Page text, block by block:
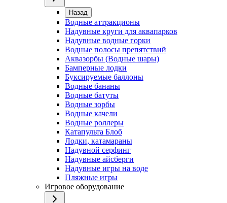
Назад
Водные аттракционы
Надувные круги для аквапарков
Надувные водные горки
Водные полосы препятствий
Аквазорбы (Водные шары)
Бамперные лодки
Буксируемые баллоны
Водные бананы
Водные батуты
Водные зорбы
Водные качели
Водные роллеры
Катапульта Блоб
Лодки, катамараны
Надувной серфинг
Надувные айсберги
Надувные игры на воде
Пляжные игры
Игровое оборудование